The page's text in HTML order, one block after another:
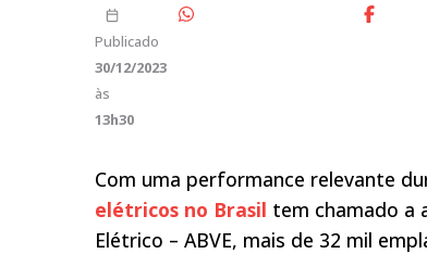
Publicado
30/12/2023
às
13h30
Com uma performance relevante
elétricos no Brasil tem chamado a
Elétrico – ABVE, mais de 32 mil